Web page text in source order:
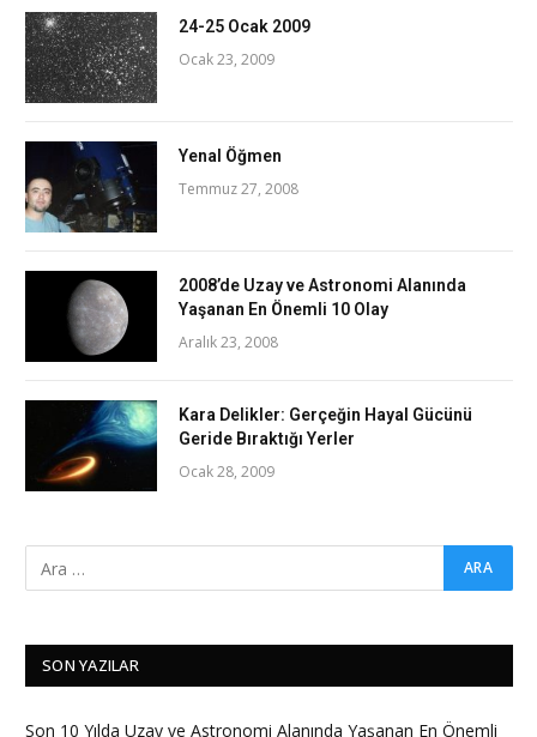
24-25 Ocak 2009
Ocak 23, 2009
Yenal Öğmen
Temmuz 27, 2008
2008’de Uzay ve Astronomi Alanında
Yaşanan En Önemli 10 Olay
Aralık 23, 2008
Kara Delikler: Gerçeğin Hayal Gücünü
Geride Bıraktığı Yerler
Ocak 28, 2009
SON YAZILAR
Son 10 Yılda Uzay ve Astronomi Alanında Yaşanan En Önemli